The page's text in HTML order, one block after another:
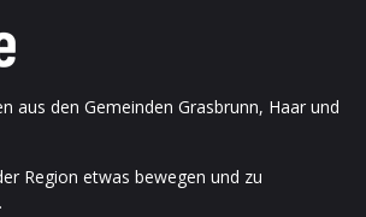
aus den Gemeinden Grasbrunn, Haar und
Region etwas bewegen und zu